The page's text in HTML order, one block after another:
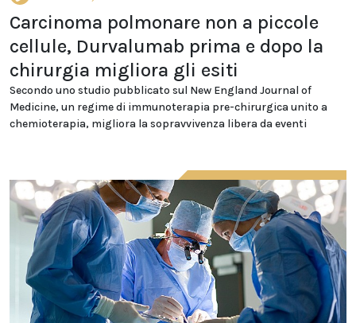
Carcinoma polmonare non a piccole
cellule, Durvalumab prima e dopo la
chirurgia migliora gli esiti
Secondo uno studio pubblicato sul New England Journal of
Medicine, un regime di immunoterapia pre-chirurgica unito a
chemioterapia, migliora la sopravvivenza libera da eventi